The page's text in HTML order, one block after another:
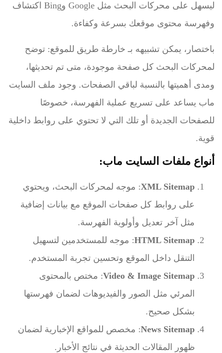
ليسهل على محركات البحث مثل Google وBing اكتشاف
وفهرسة محتوى موقعك بسرعة وكفاءة.
باختصار، يمكن تشبيهه بـ خارطة طريق للموقع: توضح
لمحركات البحث كل صفحة موجودة، متى تم تحديثها،
ومدى أهميتها بالنسبة لباقي الصفحات. وجود ملف السايت
ماب يساعد على تسريع عملية الفهرسة، خصوصًا
للصفحات الجديدة أو تلك التي لا تحتوي على روابط داخلية
قوية.
أنواع ملفات السايت ماب:
XML Sitemap: موجه لمحركات البحث، ويحتوي
على روابط كل صفحات الموقع مع بيانات إضافية
مثل آخر تعديل وأولوية الفهرسة.
HTML Sitemap: موجه للمستخدمين لتسهيل
التنقل داخل الموقع وتحسين تجربة المستخدم.
Video & Image Sitemap: مختص بالمحتوى
المرئي مثل الصور والفيديوهات لضمان فهرستها
بشكل صحيح.
News Sitemap: مخصص للمواقع الإخبارية لضمان
ظهور المقالات الحديثة في نتائج الأخبار.